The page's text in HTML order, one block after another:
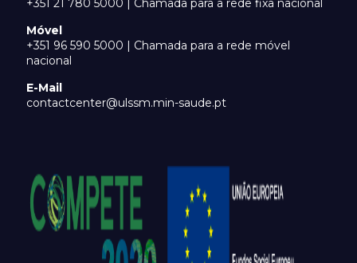
+351 21 780 5000 | Chamada para a rede fixa nacional
Móvel
+351 96 590 5000 | Chamada para a rede móvel
nacional
E-Mail
contactcenter@ulssm.min-saude.pt